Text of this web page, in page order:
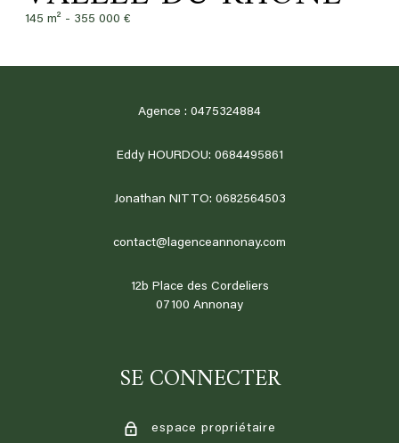
145 m² - 355 000 €
Agence : 0475324884
Eddy HOURDOU: 0684495861
Jonathan NITTO: 0682564503
contact@lagenceannonay.com
12b Place des Cordeliers
07100
annonay
SE CONNECTER
espace propriétaire